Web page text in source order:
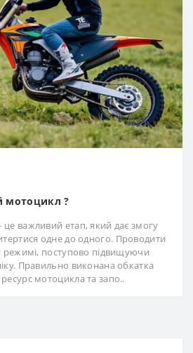
мотоцикл ?
важливий етап, який дає змогу
одне до одного. Проводити
режимі, поступово підвищуючи
Правильно виконана обкатка
мотоцикла та запо..